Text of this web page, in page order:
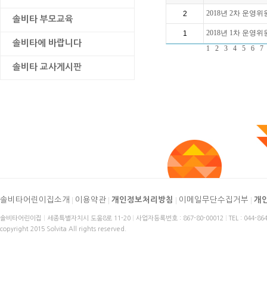
솔비타 부모교육
솔비타에 바랍니다
솔비타 교사게시판
2 2018년 2차 운영위
1
2018년 1차 운영위
1
2 3 4 5 6 7
솔비타어린이집소개 이용약관 개인정보처리방침 이메일무단수집거부 개
솔비타어린이집 세종특별자치시 도움8로 11-20 사업자등록번호 : 867-80-00012
TEL : 044-
copyright 2015 Solvita All rights reserved.